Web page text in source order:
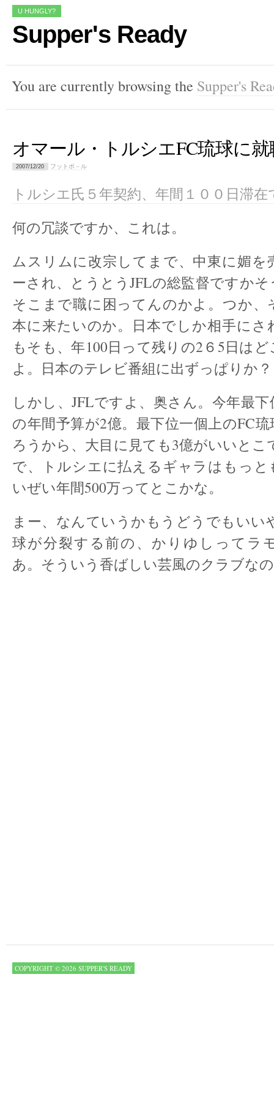
U HUNGLY?
Supper's Ready
You are currently browsing the Supper's
オマール・トルシエFC琉球に就
2007/12/20 フットボ－ル
トルシエ氏５年契約、年間１００日滞
何の冗談ですか、これは。
ムスリムに改宗してまで、中東に媚を
ーされ、とうとうJFLの総監督ですか
そこまで職に困ってんのかよ。つか、
本に来たいのか。日本でしか相手にさ
もそも、年100日って残りの2６5日は
よ。日本のテレビ番組に出ずっぱりか？
しかし、JFLですよ、奥さん。今年最
の年間予算が2億。最下位一個上のFC
ろうから、大目に見ても3億がいいとこ
で、トルシエに払えるギャラはもっと
いぜい年間500万ってとこかな。
まー、なんていうかもうどうでもいい
球が分裂する前の、かりゆしってラ
あ。そういう香ばしい芸風のクラブな
COPYRIGHT © 2026 SUPPER'S READY